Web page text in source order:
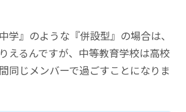
学』のような『併設型』の場合は、
えるんですが、中等教育学校は高校
同じメンバーで過ごすことになりま